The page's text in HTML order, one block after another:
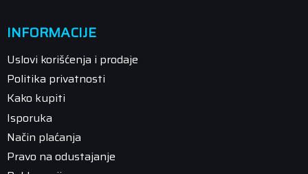
INFORMACIJE
Uslovi korišćenja i prodaje
Politika privatnosti
Kako kupiti
Isporuka
Način plaćanja
Pravo na odustajanje